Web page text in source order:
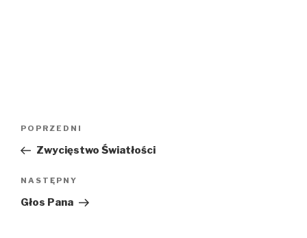
Poprzedni
wpis
POPRZEDNI
Zwycięstwo Światłości
Następny
wpis
NASTĘPNY
Głos Pana